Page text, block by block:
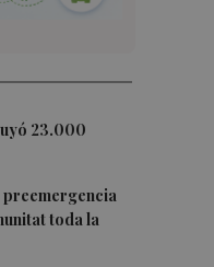
23.000
preemergencia
toda la